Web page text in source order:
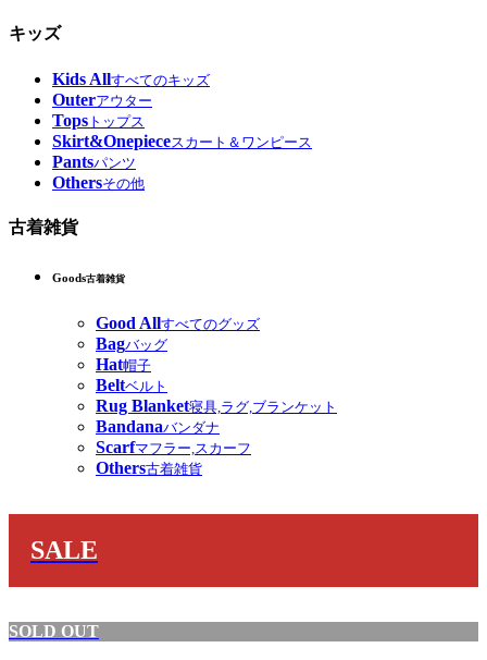
キッズ
Kids Allすべてのキッズ
Outerアウター
Tops トップス
Skirt&Onepieceスカート＆ワンピース
Pantsパンツ
Othersその他
古着雑貨
Goods古着雑貨
Good Allすべてのグッズ
Bagバッグ
Hat帽子
Beltベルト
Rug Blanket寝具,ラグ,ブランケット
Bandanaバンダナ
Scarfマフラー,スカーフ
Others古着雑貨
SALE
SOLD OUT